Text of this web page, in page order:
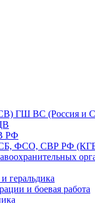
ГШ ВС (Россия и
РФ
ФСО, СВР РФ
геральдика
и боевая работа